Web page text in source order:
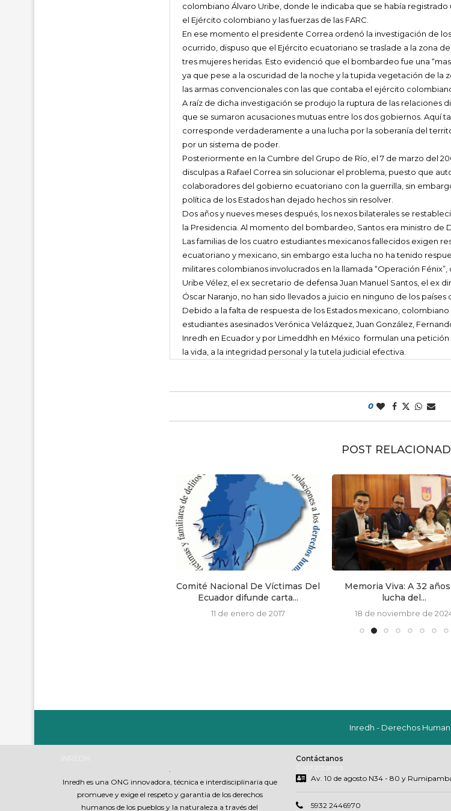
colombiano Álvaro Uribe, donde le indicaba que se había
el Ejército colombiano y las fuerzas de las FARC.
En ese momento el presidente Correa ordenó la investigación de
ocurrido, dispuso que el Ejército ecuatoriano se traslade a la zona
tres mujeres heridas. Esto evidenció que el bombardeo fue una
ya que pese a la oscuridad de la noche y la tupida vegetación de la
las armas convencionales con las que contaba el ejército
A raíz de dicha investigación se produjo la ruptura de las relaciones
que se sumaron acusaciones mutuas entre los dos gobiernos. Aquí
corresponde verdaderamente a una lucha por la soberanía del
por un sistema de poder.
Posteriormente en la Cumbre del Grupo de Río, el 7 de marzo del
disculpas a Rafael Correa sin solucionar el problema, puesto que
colaboradores del gobierno ecuatoriano con la guerrilla, sin
política de los Estados han dejado hechos sin resolver.
Dos años y nueves meses después, los nexos bilaterales se
la Presidencia. Al momento del bombardeo, Santos era ministro de
Las familias de los cuatro estudiantes mexicanos fallecidos exigen
ecuatoriano y mexicano, sin embargo esta lucha no ha tenido
militares colombianos involucrados en la llamada “Operación
Uribe Vélez, el ex secretario de defensa Juan Manuel Santos, el ex
Óscar Naranjo, no han sido llevados a juicio en ninguno de los
Debido a la falta de respuesta de los Estados mexicano, colombiano
estudiantes asesinados Verónica Velázquez, Juan González,
Inredh en Ecuador y por Limeddhh en México formulan una
la vida, a la integridad personal y la tutela judicial efectiva.
0
POST
Comité Nacional De Víctimas Del
Ecuador difunde carta...
11 de enero de 2017
Memoria Viva: A 32
lucha del...
18 de noviembre de
Inredh - Derechos
Inredh es una ONG innovadora, técnica e interdisciplinaria que
promueve y exige el respeto y garantia de los derechos
humanos de los pueblos y la naturaleza a través del
Contáctanos
Av. 10 de agosto N34 - 80 y
5932 2446970